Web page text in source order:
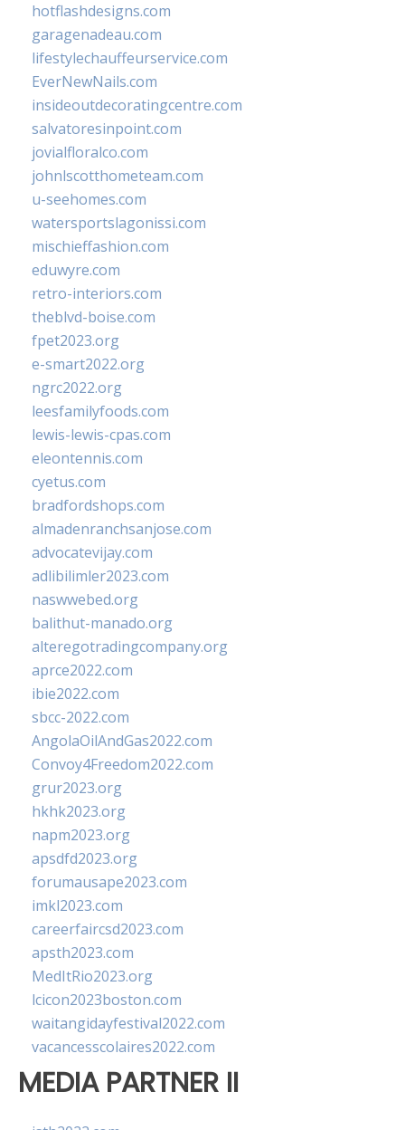
hotflashdesigns.com
garagenadeau.com
lifestylechauffeurservice.com
EverNewNails.com
insideoutdecoratingcentre.com
salvatoresinpoint.com
jovialfloralco.com
johnlscotthometeam.com
u-seehomes.com
watersportslagonissi.com
mischieffashion.com
eduwyre.com
retro-interiors.com
theblvd-boise.com
fpet2023.org
e-smart2022.org
ngrc2022.org
leesfamilyfoods.com
lewis-lewis-cpas.com
eleontennis.com
cyetus.com
bradfordshops.com
almadenranchsanjose.com
advocatevijay.com
adlibilimler2023.com
naswwebed.org
balithut-manado.org
alteregotradingcompany.org
aprce2022.com
ibie2022.com
sbcc-2022.com
AngolaOilAndGas2022.com
Convoy4Freedom2022.com
grur2023.org
hkhk2023.org
napm2023.org
apsdfd2023.org
forumausape2023.com
imkl2023.com
careerfaircsd2023.com
apsth2023.com
MedItRio2023.org
lcicon2023boston.com
waitangidayfestival2022.com
vacancesscolaires2022.com
MEDIA PARTNER II